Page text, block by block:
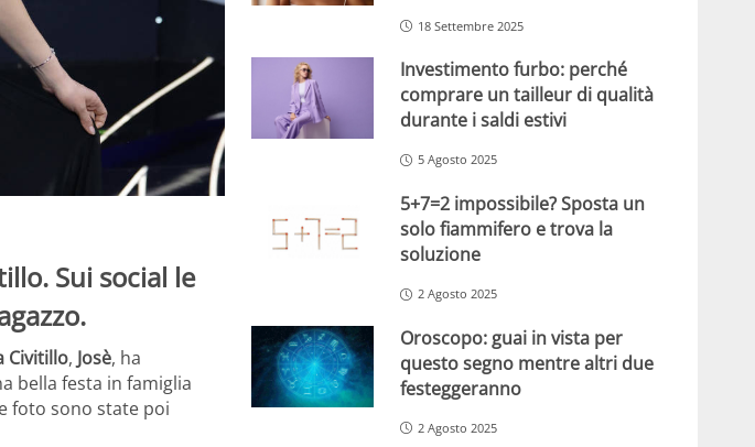
Sui social le
Civitillo, Josè, ha
bella festa in famiglia
foto sono state poi
18 Settembre 2025
Investimento furbo: perché
comprare un tailleur di qualità
durante i saldi estivi
5 Agosto 2025
5+7=2 impossibile? Sposta un
solo fiammifero e trova la
soluzione
2 Agosto 2025
Oroscopo: guai in vista per
questo segno mentre altri due
festeggeranno
2 Agosto 2025